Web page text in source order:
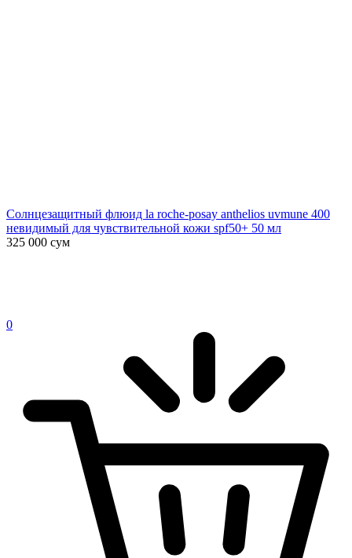
Солнцезащитный флюид la roche-posay anthelios uvmune 400
невидимый для чувствительной кожи spf50+ 50 мл
325 000 сум
0